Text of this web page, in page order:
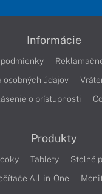
Informácie
osobných údajov
o prístupnosti
Produkty
Tablety
Stolné
All-in-One